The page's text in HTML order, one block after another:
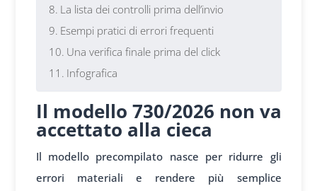
La lista dei controlli prima dell’invio
Esempi pratici di errori frequenti
Una verifica finale prima del click
Infografica
Il modello 730/2026 non va
accettato alla cieca
Il modello precompilato nasce per ridurre gli
errori materiali e rendere più semplice